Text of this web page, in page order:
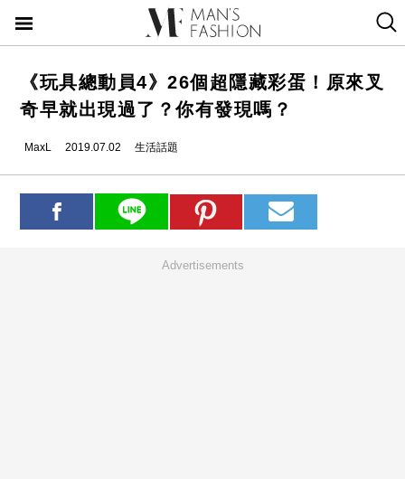
《玩具總動員4》26個超隱藏彩蛋！原來叉
奇早就出現過了？你有發現嗎？
MaxL 2019.07.02 生活話題
Advertisements